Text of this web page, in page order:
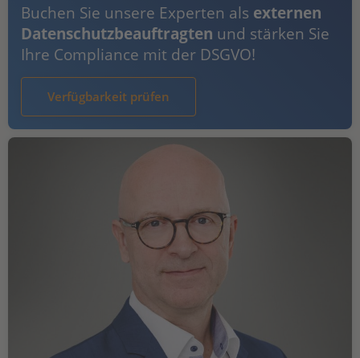
Buchen Sie unsere Experten als externen
Datenschutzbeauftragten und stärken Sie
Ihre Compliance mit der DSGVO!
Verfügbarkeit prüfen